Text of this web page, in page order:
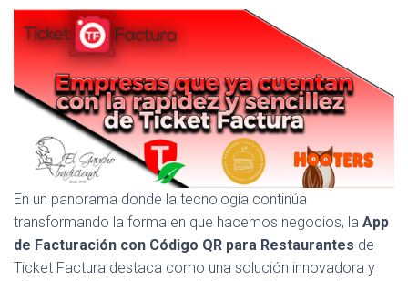
En un panorama donde la tecnología continúa
transformando la forma en que hacemos negocios, la App
de Facturación con Código QR para Restaurantes de
Ticket Factura destaca como una solución innovadora y